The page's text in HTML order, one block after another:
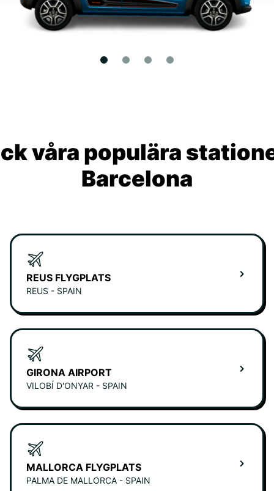
våra populära
Barcelona
REUS FLYGPLATS
REUS - SPAIN
GIRONA AIRPORT
VILOBÍ D'ONYAR - SPAIN
MALLORCA FLYGPLATS
PALMA DE MALLORCA - SPAIN